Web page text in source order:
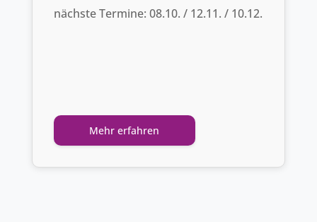
nächste Termine: 08.10. / 12.11. / 10.12.
Mehr erfahren